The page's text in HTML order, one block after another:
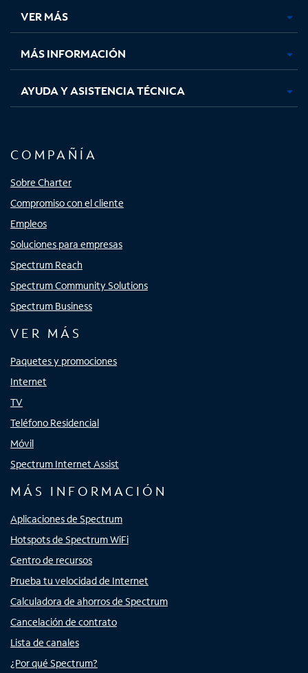
pestaña
nueva
pestaña
nueva
pestaña
nuevanueva
VER MÁS
MÁS INFORMACIÓN
AYUDA Y ASISTENCIA TÉCNICA
COMPAÑÍA
Sobre Charter
Compromiso con el cliente
Empleos
Soluciones para empresas
Spectrum Reach
Spectrum Community Solutions
Spectrum Business
VER MÁS
Paquetes y promociones
Internet
TV
Teléfono Residencial
Móvil
Spectrum Internet Assist
MÁS INFORMACIÓN
Aplicaciones de Spectrum
Hotspots de Spectrum WiFi
Centro de recursos
Prueba tu velocidad de Internet
Calculadora de ahorros de Spectrum
Cancelación de contrato
Lista de canales
¿Por qué Spectrum?